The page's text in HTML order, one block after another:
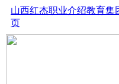
山西红杰职业介绍教育集
页
山西太原红